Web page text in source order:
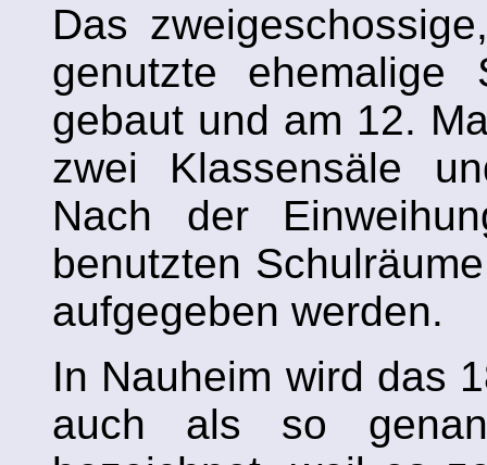
Das
genutzte ehemalige
gebaut und am 12.
zwei Klassensäle
Nach der
benutzten
aufgegeben werden.
In Nauheim wird das
auch als so